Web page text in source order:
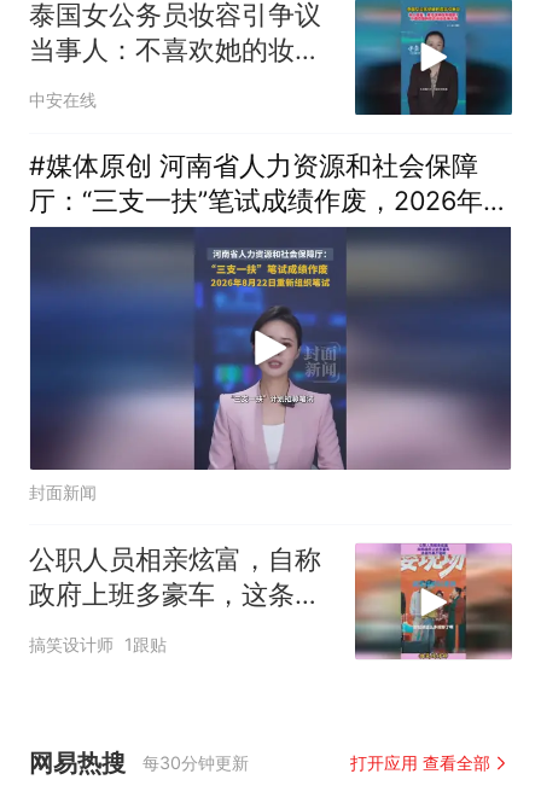
泰国女公务员妆容引争议
当事人：不喜欢她的妆容
可以选择不要看
中安在线
#媒体原创 河南省人力资源和社会保障
厅：“三支一扶”笔试成绩作废，2026年8
月22日重新组织笔试
封面新闻
公职人员相亲炫富，自称
政府上班多豪车，这条件
真不错呀
搞笑设计师 1跟贴
网易热搜 每30分钟更新 打开应用 查看全部